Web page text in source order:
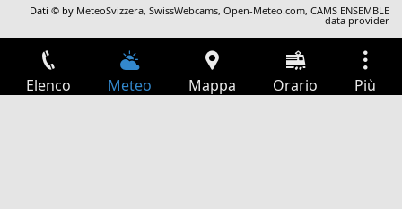
Dati © by MeteoSvizzera,SwissWebcams,Open-Meteo.com,CAMS ENSEMBLE
data provider
Elenco Meteo Mappa Orario Più